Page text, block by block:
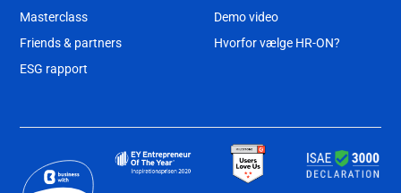
Masterclass
Friends & partners
ESG rapport
Demo video
Hvorfor vælge HR-ON?